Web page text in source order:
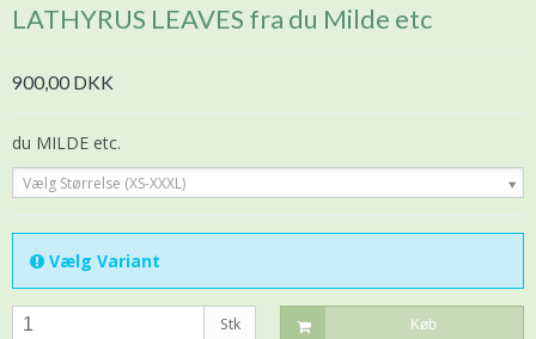
LATHYRUS LEAVES fra du Milde etc
900,00 DKK
du MILDE etc.
Vælg Størrelse (XS-XXXL)
Vælg Variant
Stk Køb